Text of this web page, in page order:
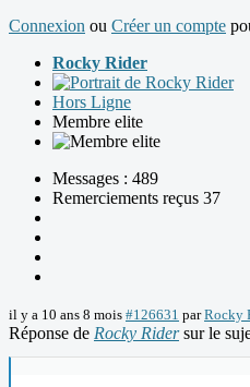
Connexion ou Créer un compte
Rocky Rider
Hors Ligne
Membre elite
Messages : 489
Remerciements reçus 37
il y a 10 ans 8 mois #126631 parRocky
Réponse de Rocky Ridersur le